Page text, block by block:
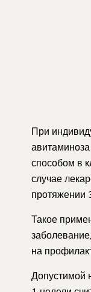
При
способом в
случае
протяжении
Такое
на
Допустимой